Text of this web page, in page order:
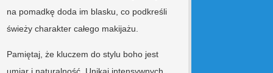
na pomadkę doda im blasku, co podkreśli
świeży charakter całego makijażu.
Pamiętaj, że kluczem do stylu boho jest
umiar i naturalność. Unikaj intensywnych